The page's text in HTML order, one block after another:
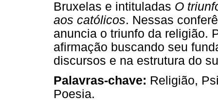
Bruxelas e intituladas O
aos católicos. Nessas
anuncia o triunfo da religião.
afirmação buscando seu
discursos e na estrutura do
Palavras-chave: Religião,
Poesia.